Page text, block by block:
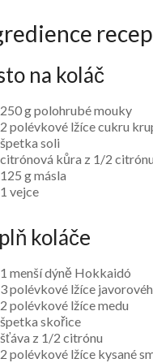
na koláč
250 g polohrubé mouky
2 polévkové lžíce cukru
špetka soli
citrónová kůra z 1/2 citrónu
125 g másla
1 vejce
koláče
1 menší dýně Hokkaidó
3 polévkové lžíce
2 polévkové lžíce medu
špetka skořice
šťáva z 1/2 citrónu
2 polévkové lžíce kysané